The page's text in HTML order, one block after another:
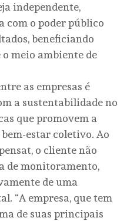
independente,
com o poder público
beneficiando
meio ambiente de
as empresas é
a sustentabilidade no
que promovem a
estar coletivo. Ao
o cliente não
de monitoramento,
de uma
“A empresa, que tem
de suas principais